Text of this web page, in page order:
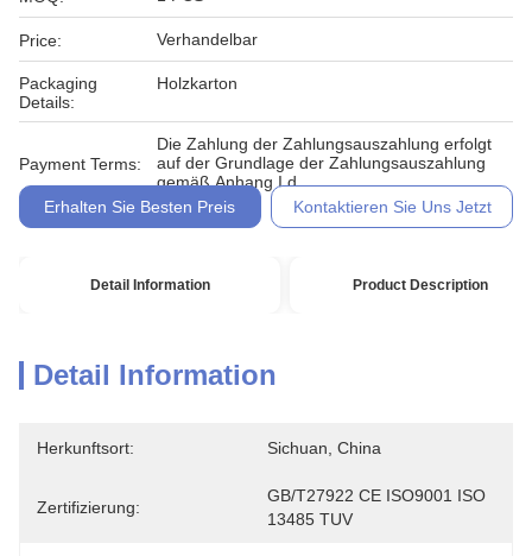
Price: Verhandelbar
Packaging
Details:
Holzkarton
Payment Terms:
Die Zahlung der Zahlungsauszahlung erfolgt
auf der Grundlage der Zahlungsauszahlung
gemäß Anhang I d
Erhalten Sie Besten Preis
Kontaktieren Sie Uns Jetzt
Detail Information Product Description
Detail Information
Herkunftsort: Sichuan, China
Zertifizierung:
GB/T27922 CE ISO9001 ISO
13485 TUV